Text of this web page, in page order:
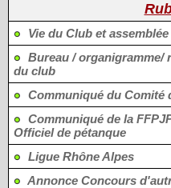
Vie du Club et
Bureau / organigramme/
du club
Communiqué du Comité
Communiqué de la
Officiel de pétanque
Ligue Rhône Alpes
Annonce Concours